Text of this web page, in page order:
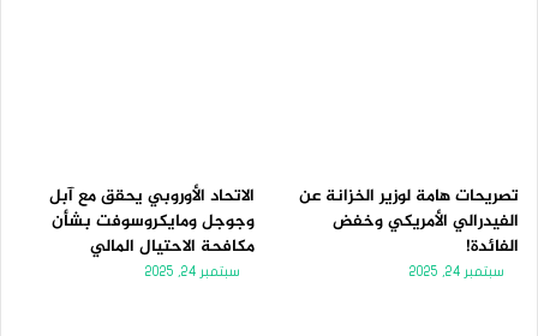
تصريحات هامة لوزير الخزانة عن
الفيدرالي الأمريكي وخفض
الفائدة!
سبتمبر 24, 2025
الاتحاد الأوروبي يحقق مع آبل
وجوجل ومايكروسوفت بشأن
مكافحة الاحتيال المالي
سبتمبر 24, 2025